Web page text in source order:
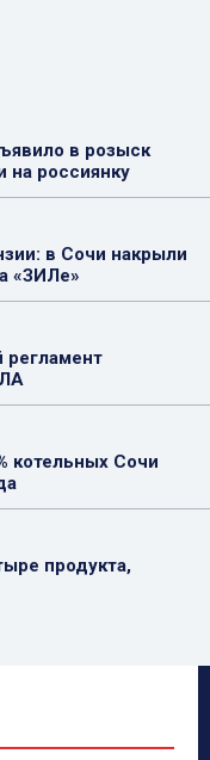
в розыск
на россиянку
в Сочи накрыли
«ЗИЛе»
регламент
котельных Сочи
продукта,